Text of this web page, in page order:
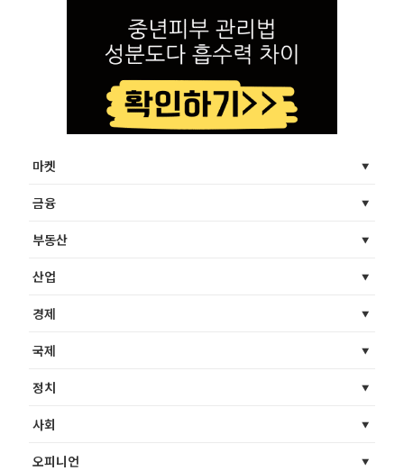
마켓
금융
부동산
산업
경제
국제
정치
사회
오피니언